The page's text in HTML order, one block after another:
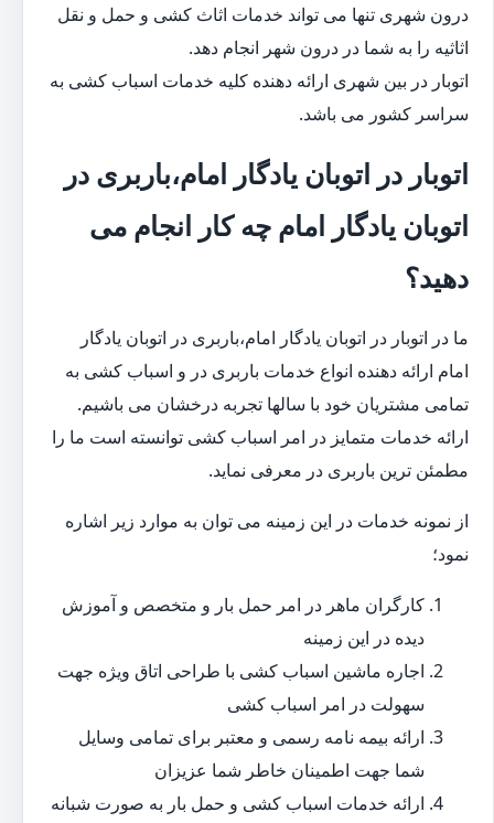
درون شهری تنها می تواند خدمات اثاث کشی و حمل و نقل
اثاثیه را به شما در درون شهر انجام دهد.
اتوبار در بین شهری ارائه دهنده کلیه خدمات اسباب کشی به
سراسر کشور می باشد.
اتوبار در اتوبان یادگار امام،باربری در
اتوبان یادگار امام چه کار انجام می
دهید؟
ما در اتوبار در اتوبان یادگار امام،باربری در اتوبان یادگار
امام ارائه دهنده انواع خدمات باربری در و اسباب کشی به
تمامی مشتریان خود با سالها تجربه درخشان می باشیم.
ارائه خدمات متمایز در امر اسباب کشی توانسته است ما را
مطمئن ترین باربری در معرفی نماید.
از نمونه خدمات در این زمینه می توان به موارد زیر اشاره
نمود؛
کارگران ماهر در امر حمل بار و متخصص و آموزش
دیده در این زمینه
اجاره ماشین اسباب کشی با طراحی اتاق ویژه جهت
سهولت در امر اسباب کشی
ارائه بیمه نامه رسمی و معتبر برای تمامی وسایل
شما جهت اطمینان خاطر شما عزیزان
ارائه خدمات اسباب کشی و حمل بار به صورت شبانه